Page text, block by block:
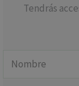
Tendrás